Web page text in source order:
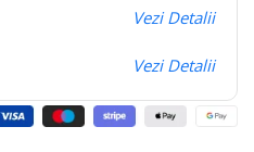
Vezi Detalii
Vezi Detalii